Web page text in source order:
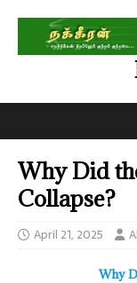
Why Did
Collapse?
April 21, 2025
Why